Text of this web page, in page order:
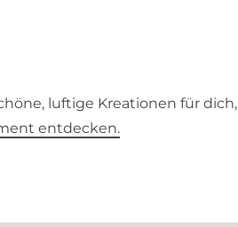
luftige Kreationen für dich,
entdecken.